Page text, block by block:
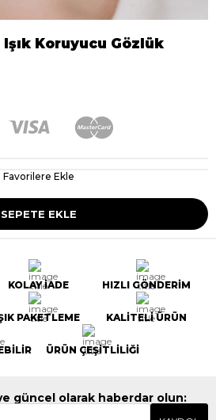
Koruyucu Gözlük
Favorilere Ekle
KOLAY İADE HIZLI GÖNDERİM
PAKETLEME KALİTELİ ÜRÜN
ÜRÜN ÇEŞİTLİLİĞİ
güncel olarak haberdar olun: